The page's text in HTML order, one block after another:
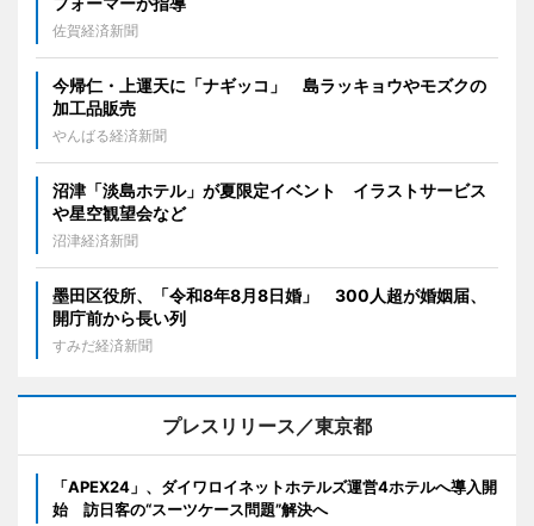
佐賀経済新聞
今帰仁・上運天に「ナギッコ」 島ラッキョウやモズクの
加工品販売
やんばる経済新聞
沼津「淡島ホテル」が夏限定イベント イラストサービス
や星空観望会など
沼津経済新聞
墨田区役所、「令和8年8月8日婚」 300人超が婚姻届、
開庁前から長い列
すみだ経済新聞
プレスリリース／東京都
「APEX24」、ダイワロイネットホテルズ運営4ホテルへ導入開
始 訪日客の“スーツケース問題”解決へ